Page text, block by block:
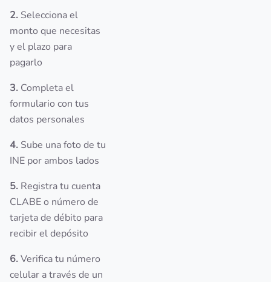
2. Selecciona el
monto que necesitas
y el plazo para
pagarlo
3. Completa el
formulario con tus
datos personales
4. Sube una foto de tu
INE por ambos lados
5. Registra tu cuenta
CLABE o número de
tarjeta de débito para
recibir el depósito
6.Verifica tu número
celular a través de un